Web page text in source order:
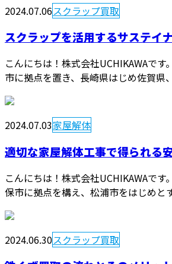
2024.07.06スクラップ買取
スクラップを活用するサステイ
こんにちは！株式会社UCHIKAWAで
市に拠点を置き、長崎県はじめ佐賀県
2024.07.03家屋解体
適切な家屋解体工事で得られる
こんにちは！株式会社UCHIKAWAです
保市に拠点を構え、松浦市をはじめと
2024.06.30スクラップ買取